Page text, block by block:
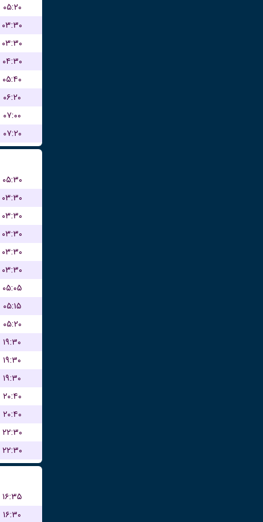
۰۵:۲۰
۰۳:۳۰
۰۳:۳۰
۰۴:۳۰
۰۵:۴۰
۰۶:۲۰
۰۷:۰۰
۰۷:۲۰
۰۵:۳۰
۰۳:۳۰
۰۳:۳۰
۰۳:۳۰
۰۳:۳۰
۰۳:۳۰
۰۵:۰۵
۰۵:۱۵
۰۵:۲۰
۱۹:۳۰
۱۹:۳۰
۱۹:۳۰
۲۰:۴۰
۲۰:۴۰
۲۲:۳۰
۲۲:۳۰
۱۶:۳۵
۱۶:۳۰